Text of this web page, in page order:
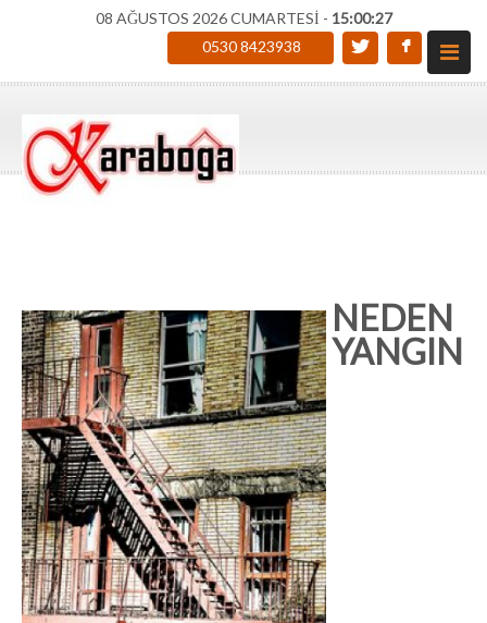
08 AĞUSTOS 2026 CUMARTESİ - 15:00:28
0530 8423938
NEDEN
YANGIN